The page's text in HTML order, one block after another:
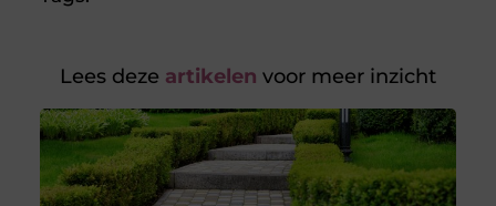
Lees deze artikelen voor meer inzicht